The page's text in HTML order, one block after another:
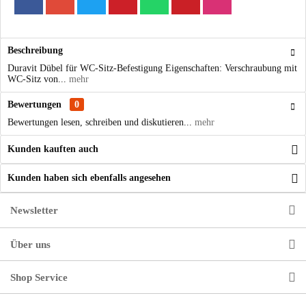
Beschreibung
Duravit Dübel für WC-Sitz-Befestigung Eigenschaften: Verschraubung mit
WC-Sitz von... mehr
Bewertungen
0
Bewertungen lesen, schreiben und diskutieren... mehr
Kunden kauften auch
Kunden haben sich ebenfalls angesehen
Newsletter
Über uns
Shop Service